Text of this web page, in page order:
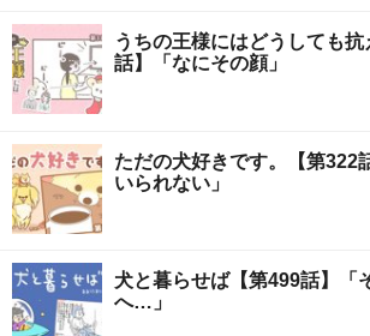
うちの王様にはどうしても
話】「なにその顔」
ただの犬好きです。【第322
いられない」
犬と暮らせば【第499話】「
へ…」